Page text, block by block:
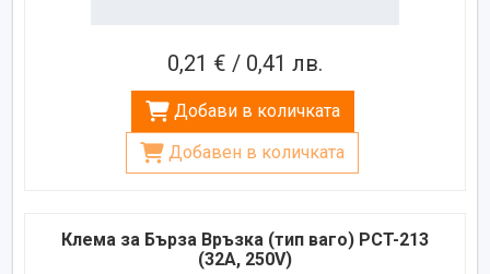
0,21 € / 0,41 лв.
Добави в количката
Добавен в количката
Клема за Бърза Връзка (тип ваго) PCT-213
(32A, 250V)